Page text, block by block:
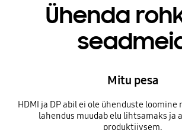
Ühenda
Mitu pesa
HDMI ja DP abil ei ole ühenduste loomine
lahendus muudab elu lihtsamaks ja
produktiivsem.